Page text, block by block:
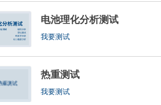
电池理化分析测试
我要测试
热重测试
我要测试